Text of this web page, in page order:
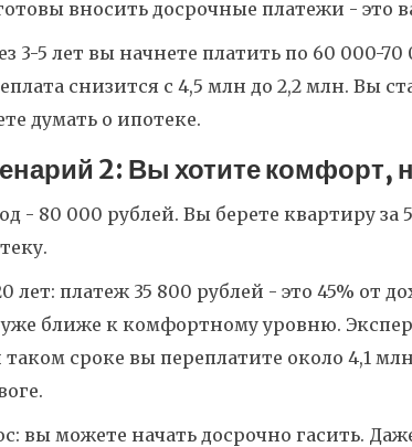
вносить досрочные платежи - это
3-5 лет вы начнете платить по 60 000-
снизится с 4,5 млн до 2,2 млн. Вы
думать о ипотеке.
2: Вы хотите комфорт,
- 80 000 рублей. Вы берете квартиру
лет: платеж 35 800 рублей - это 45% от
уже ближе к комфортному уровню.
сроке вы переплатите около 4,1
вы можете начать досрочно гасить.